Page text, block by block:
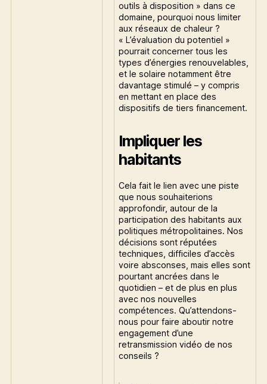
outils à disposition » dans ce
domaine, pourquoi nous limiter
aux réseaux de chaleur ?
« L’évaluation du potentiel »
pourrait concerner tous les
types d’énergies renouvelables,
et le solaire notamment être
davantage stimulé – y compris
en mettant en place des
dispositifs de tiers financement.
Impliquer les
habitants
Cela fait le lien avec une piste
que nous souhaiterions
approfondir, autour de la
participation des habitants aux
politiques métropolitaines. Nos
décisions sont réputées
techniques, difficiles d’accès
voire absconses, mais elles sont
pourtant ancrées dans le
quotidien – et de plus en plus
avec nos nouvelles
compétences. Qu’attendons-
nous pour faire aboutir notre
engagement d’une
retransmission vidéo de nos
conseils ?